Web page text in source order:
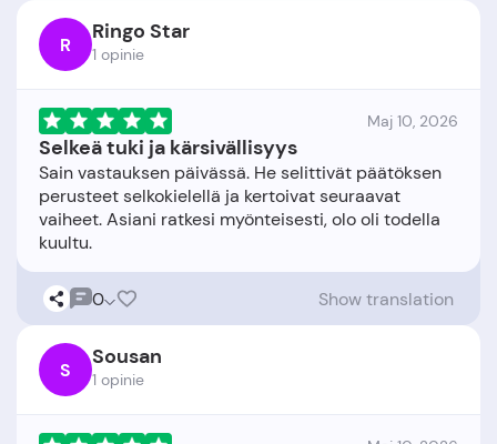
R Ringo Star
1 opinie
Maj 10, 2026
Selkeä tuki ja kärsivällisyys
Sain vastauksen päivässä. He selittivät päätöksen
perusteet selkokielellä ja kertoivat seuraavat
vaiheet. Asiani ratkesi myönteisesti, olo oli todella
0 Show translation
S Sousan
1 opinie